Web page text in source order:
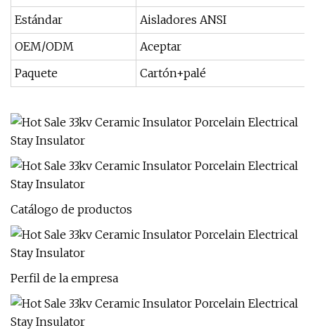
Estándar
Aisladores ANSI
OEM/ODM
Aceptar
Paquete
Cartón+palé
Catálogo de productos
Perfil de la empresa